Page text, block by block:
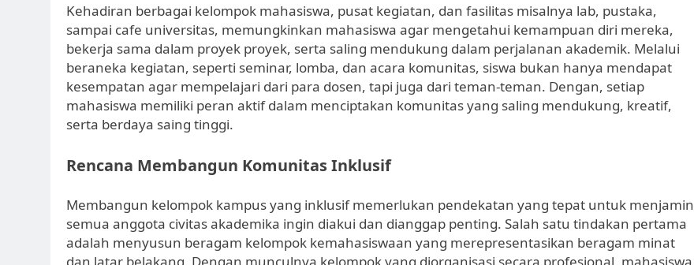
Kehadiran berbagai kelompok mahasiswa, pusat kegiatan, dan fasilitas misalnya lab, pustaka,
sampai cafe universitas, memungkinkan mahasiswa agar mengetahui kemampuan diri mereka,
bekerja sama dalam proyek proyek, serta saling mendukung dalam perjalanan akademik. Melalui
beraneka kegiatan, seperti seminar, lomba, dan acara komunitas, siswa bukan hanya mendapat
kesempatan agar mempelajari dari para dosen, tapi juga dari teman-teman. Dengan, setiap
mahasiswa memiliki peran aktif dalam menciptakan komunitas yang saling mendukung, kreatif,
serta berdaya saing tinggi.
Rencana Membangun Komunitas Inklusif
Membangun kelompok kampus yang inklusif memerlukan pendekatan yang tepat untuk menjamin
semua anggota civitas akademika ingin diakui dan dianggap penting. Salah satu tindakan pertama
adalah menyusun beragam kelompok kemahasiswaan yang merepresentasikan beragam minat